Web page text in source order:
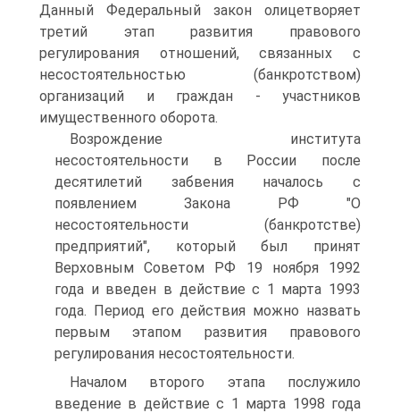
Данный Федеральный закон олицетворяет
третий этап развития правового
регулирования отношений, связанных с
несостоятельностью (банкротством)
организаций и граждан - участников
имущественного оборота.
Возрождение института
несостоятельности в России после
десятилетий забвения началось с
появлением Закона РФ "О
несостоятельности (банкротстве)
предприятий", который был принят
Верховным Советом РФ 19 ноября 1992
года и введен в действие с 1 марта 1993
года. Период его действия можно назвать
первым этапом развития правового
регулирования несостоятельности.
Началом второго этапа послужило
введение в действие с 1 марта 1998 года